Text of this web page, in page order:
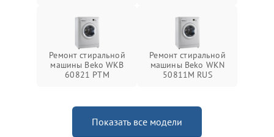
Ремонт стиральной
машины Beko WKB
60821 PTМ
Ремонт стиральной
машины Beko WKN
50811M RUS
Показать все модели